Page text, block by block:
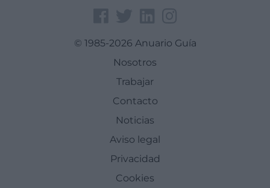
© 1985-2026 Anuario Guía
Nosotros
Trabajar
Contacto
Noticias
Aviso legal
Privacidad
Cookies